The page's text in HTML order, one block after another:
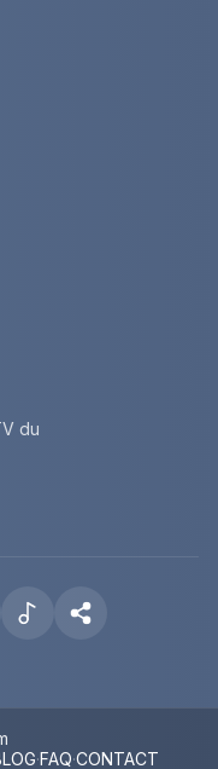
du
·FAQ·CONTACT